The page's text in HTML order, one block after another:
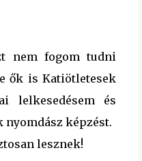
nem fogom tudni
ők is Katiötletesek
lelkesedésem és
képzést.
lesznek!